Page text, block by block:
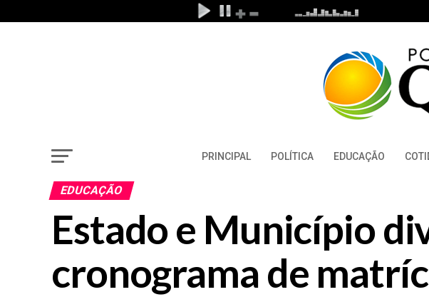
PRINCIPAL POLÍTICA EDUCAÇÃO
EDUCAÇÃO
Estado e Município
cronograma de